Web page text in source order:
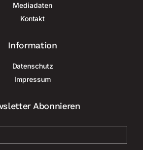
Mediadaten
Kontakt
Information
Datenschutz
Impressum
Abonnieren